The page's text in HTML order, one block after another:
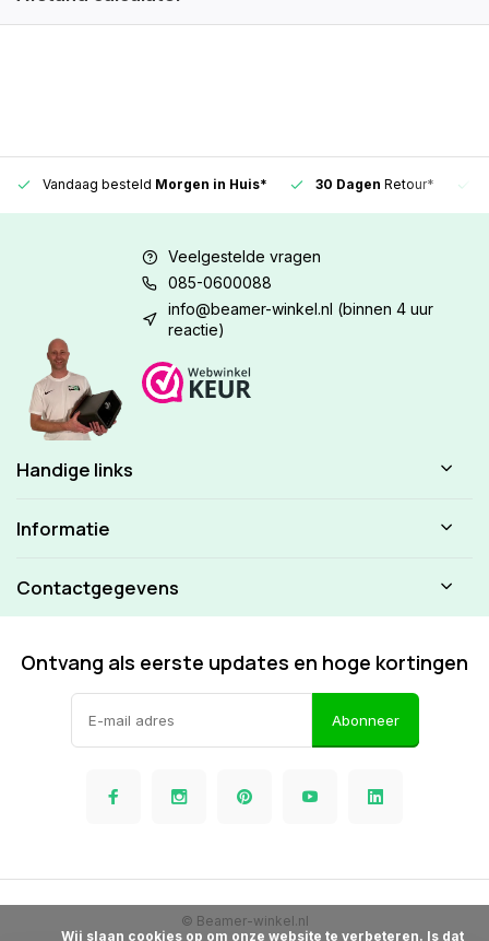
Vandaag besteld Morgen in Huis* 30 Dagen Retour*
Veelgestelde vragen
085-0600088
info@beamer-winkel.nl (binnen 4 uur
reactie)
Handige links
Informatie
Contactgegevens
Ontvang als eerste updates en hoge kortingen
Abonneer
© Beamer-winkel.nl